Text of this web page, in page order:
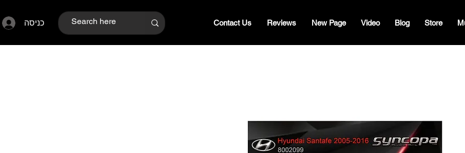
כניסה Contact Us Reviews New Page Video Blog Store